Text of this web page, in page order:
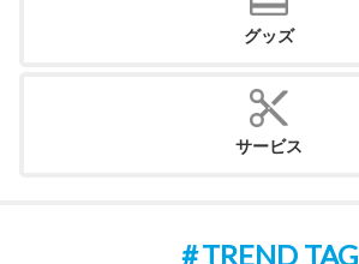
グッズ
サービス
TREND TAG